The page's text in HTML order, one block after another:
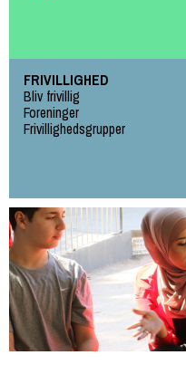
FRIVILLIGHED
Bliv frivillig
Foreninger
Frivillighedsgrupper